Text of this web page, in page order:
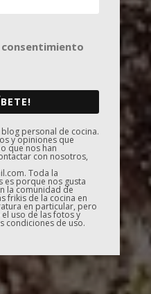
personal de cocina.
y opiniones que
que nos han
con nosotros,
Toda la
es porque nos gusta
la comunidad de
frikis de la cocina en
en particular, pero
uso de las fotos y
condiciones de uso.